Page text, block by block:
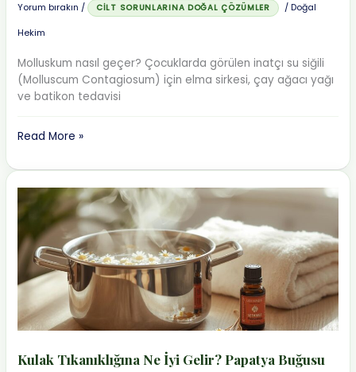
Yorum bırakın / CILT SORUNLARINA DOĞAL ÇÖZÜMLER /Doğal
Hekim
Molluskum nasıl geçer? Çocuklarda görülen inatçı su siğili
(Molluscum Contagiosum) için elma sirkesi, çay ağacı yağı
ve batikon tedavisi
Molluskum
Geçer?
Çocuklarda
İnatçı
Siğile
Doğal
Çözüm
Read More »
Kulak Tıkanıklığına Ne İyi Gelir? Papatya Buğusu